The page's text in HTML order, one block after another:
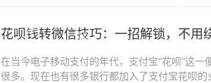
花呗钱转微信技巧：一招解锁，不用
在当今电子移动支付的年代，支付宝“花呗”这
很多。现在也有很多银行都加入了支付宝花呗